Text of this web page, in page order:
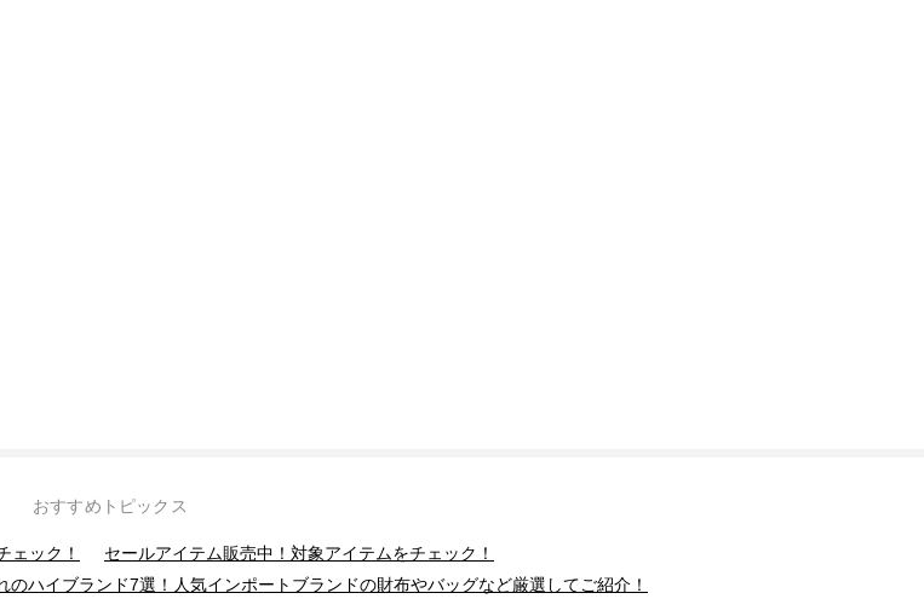
おすすめトピックス
ェック！
セールアイテム販売中！対象アイテムをチェック！
のハイブランド7選！人気インポートブランドの財布やバッグなど厳選してご紹介！